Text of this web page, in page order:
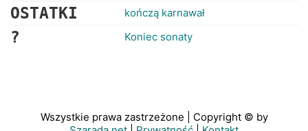
OSTATKI kończą karnawał
? Koniec sonaty
Wszystkie prawa zastrzeżone | Copyright © by